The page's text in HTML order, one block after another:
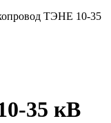
ТЭНЕ 10-35
35 кВ